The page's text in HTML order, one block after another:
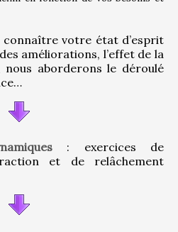
connaître votre état d’esprit
améliorations, l’effet de la
aborderons le déroulé
: exercices de
et de relâchement